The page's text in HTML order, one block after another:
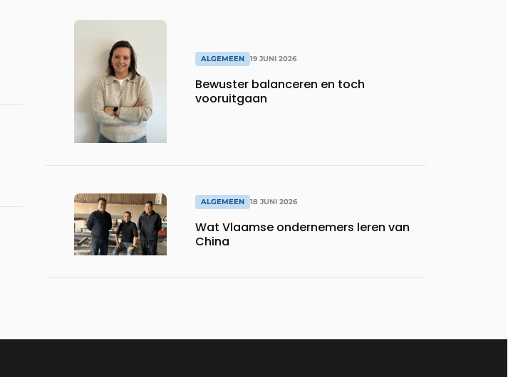
ALGEMEEN 19 JUNI 2026
Bewuster balanceren en toch
vooruitgaan
ALGEMEEN 18 JUNI 2026
Wat Vlaamse ondernemers leren van
China